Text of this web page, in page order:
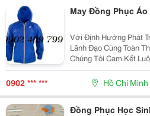
May Đồng Phục
Với Định Hướng Phát
Lãnh Đạo Cùng Toàn
Chúng Tôi Cam Kết
Quý Khách Hàng Sản
Đa Dạng, Giá Cả
Chế Độ Hậu
0902 *** *** Hồ Chí Minh
Đồng Phục Học